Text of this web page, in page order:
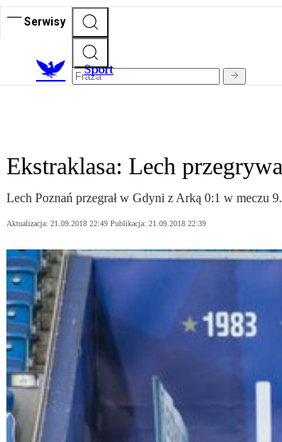
Serwisy
Sport
Ekstraklasa: Lech
Lech Poznań przegrał w Gdyni z Arką 0:1 w meczu
Aktualizacja: 21.09.2018 22:49 Publikacja: 21.09.2018 22:39